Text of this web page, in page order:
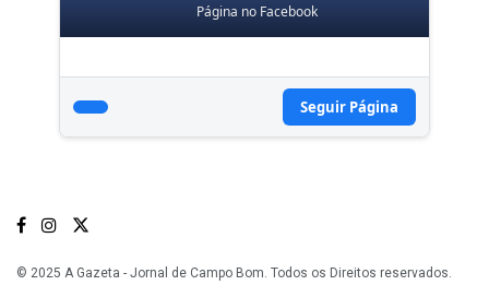
Página no Facebook
Seguir Página
© 2025 A Gazeta - Jornal de Campo Bom. Todos os Direitos reservados.